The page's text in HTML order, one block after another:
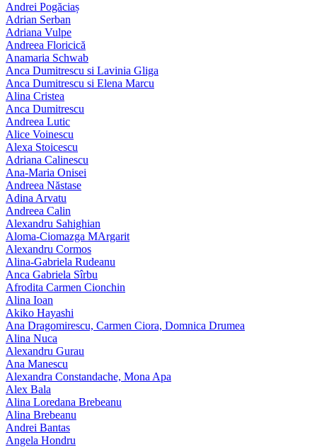
Andrei Pogăciaș
Adrian Serban
Adriana Vulpe
Andreea Floricică
Anamaria Schwab
Anca Dumitrescu si Lavinia Gliga
Anca Dumitrescu si Elena Marcu
Alina Cristea
Anca Dumitrescu
Andreea Lutic
Alice Voinescu
Alexa Stoicescu
Adriana Calinescu
Ana-Maria Onisei
Andreea Năstase
Adina Arvatu
Andreea Calin
Alexandru Sahighian
Aloma-Ciomazga MArgarit
Alexandru Cormos
Alina-Gabriela Rudeanu
Anca Gabriela Sîrbu
Afrodita Carmen Cionchin
Alina Ioan
Akiko Hayashi
Ana Dragomirescu, Carmen Ciora, Domnica Drumea
Alina Nuca
Alexandru Gurau
Ana Manescu
Alexandra Constandache, Mona Apa
Alex Bala
Alina Loredana Brebeanu
Alina Brebeanu
Andrei Bantas
Angela Hondru